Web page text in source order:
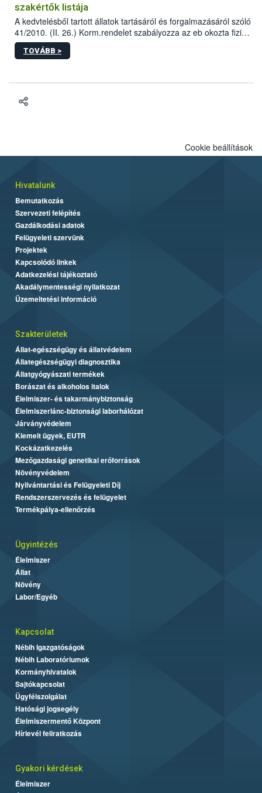
szakértők listája
A kedvtelésből tartott állatok tartásáról és forgalmazásáról szóló
41/2010. (II. 26.) Korm.rendelet szabályozza az eb okozta fizikai
sérülés, illetve ennek veszélye keletkezésekor felmerülő
hatósági feladatokat, valamint a veszélyes eb tartását és annak
TOVÁBB >
Cookie beállítások
Hivatalunk
Bemutatkozás
Szervezeti felépítés
Gazdálkodási adatok
Felügyeleti szervünk
Projektek
Kapcsolódó linkek
Adatkezelési tájékoztató
Akadálymentességi nyilatkozat
Üzemeltetési információ
Szakterületek
Állat-egészségügy és állatvédelem
Állategészségügyi diagnosztika
Állatgyógyászati termékek
Borászat és alkoholos italok
Élelmiszer- és takarmánybiztonság
Élelmiszerlánc-biztonsági laborhálózat
Járványvédelem
Kiemelt ügyek, EUTR
Kockázatkezelés
Mezőgazdasági genetikai erőforrások
Növényvédelem
Nyilvántartási és Felügyeleti Díj
Rendszerszervezés és felügyelet
Termékpálya-ellenőrzés
Ügyintézés
Élelmiszer
Állat
Növény
Labor/Egyéb
Kapcsolat
Nébih Igazgatóságok
Nébih Laboratóriumok
Kormányhivatalok
Sajtókapcsolat
Ügyfélszolgálat
Hatósági jogsegély
Élelmiszermentő Központ
Hírlevél feliratkozás
Gyakori kérdések
Élelmiszer